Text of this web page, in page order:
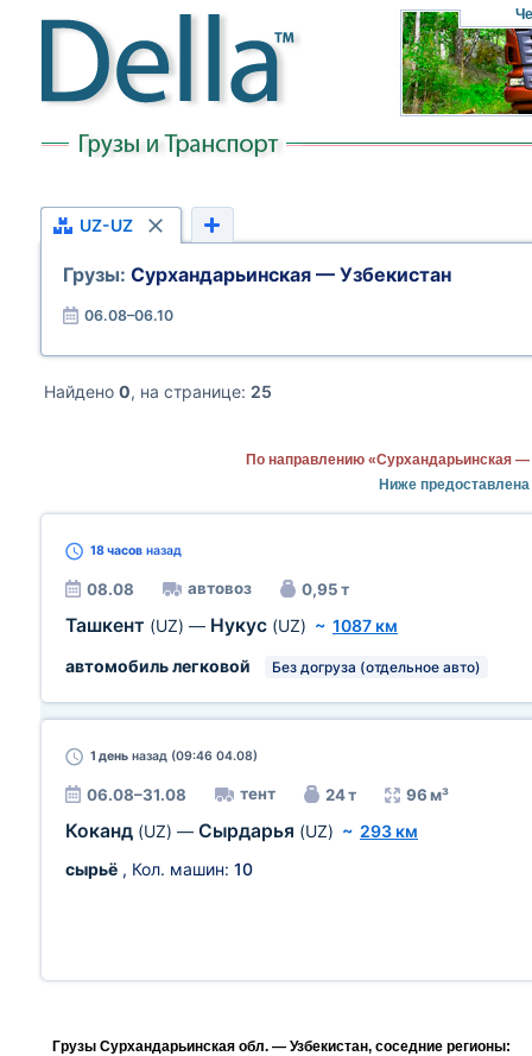
UZ-UZ
Грузы: Сурхандарьинская — Узбекистан
06.08–06.10
Найдено 0, на странице: 25
По направлению «Сурхандарьинская
Ниже
18 часов назад
08.08 автовоз 0,95 т
Ташкент (UZ) — Нукус (UZ) ~ 1087 км
автомобиль легковой
Без догруза (отдельное авто)
1 день назад (09:46 04.08)
06.08–31.08 тент 24 т 96 м³
Коканд (UZ) — Сырдарья (UZ) ~ 293 км
сырьё , Кол. машин: 10
Грузы Сурхандарьинская обл. — Узбекистан, соседние регионы: